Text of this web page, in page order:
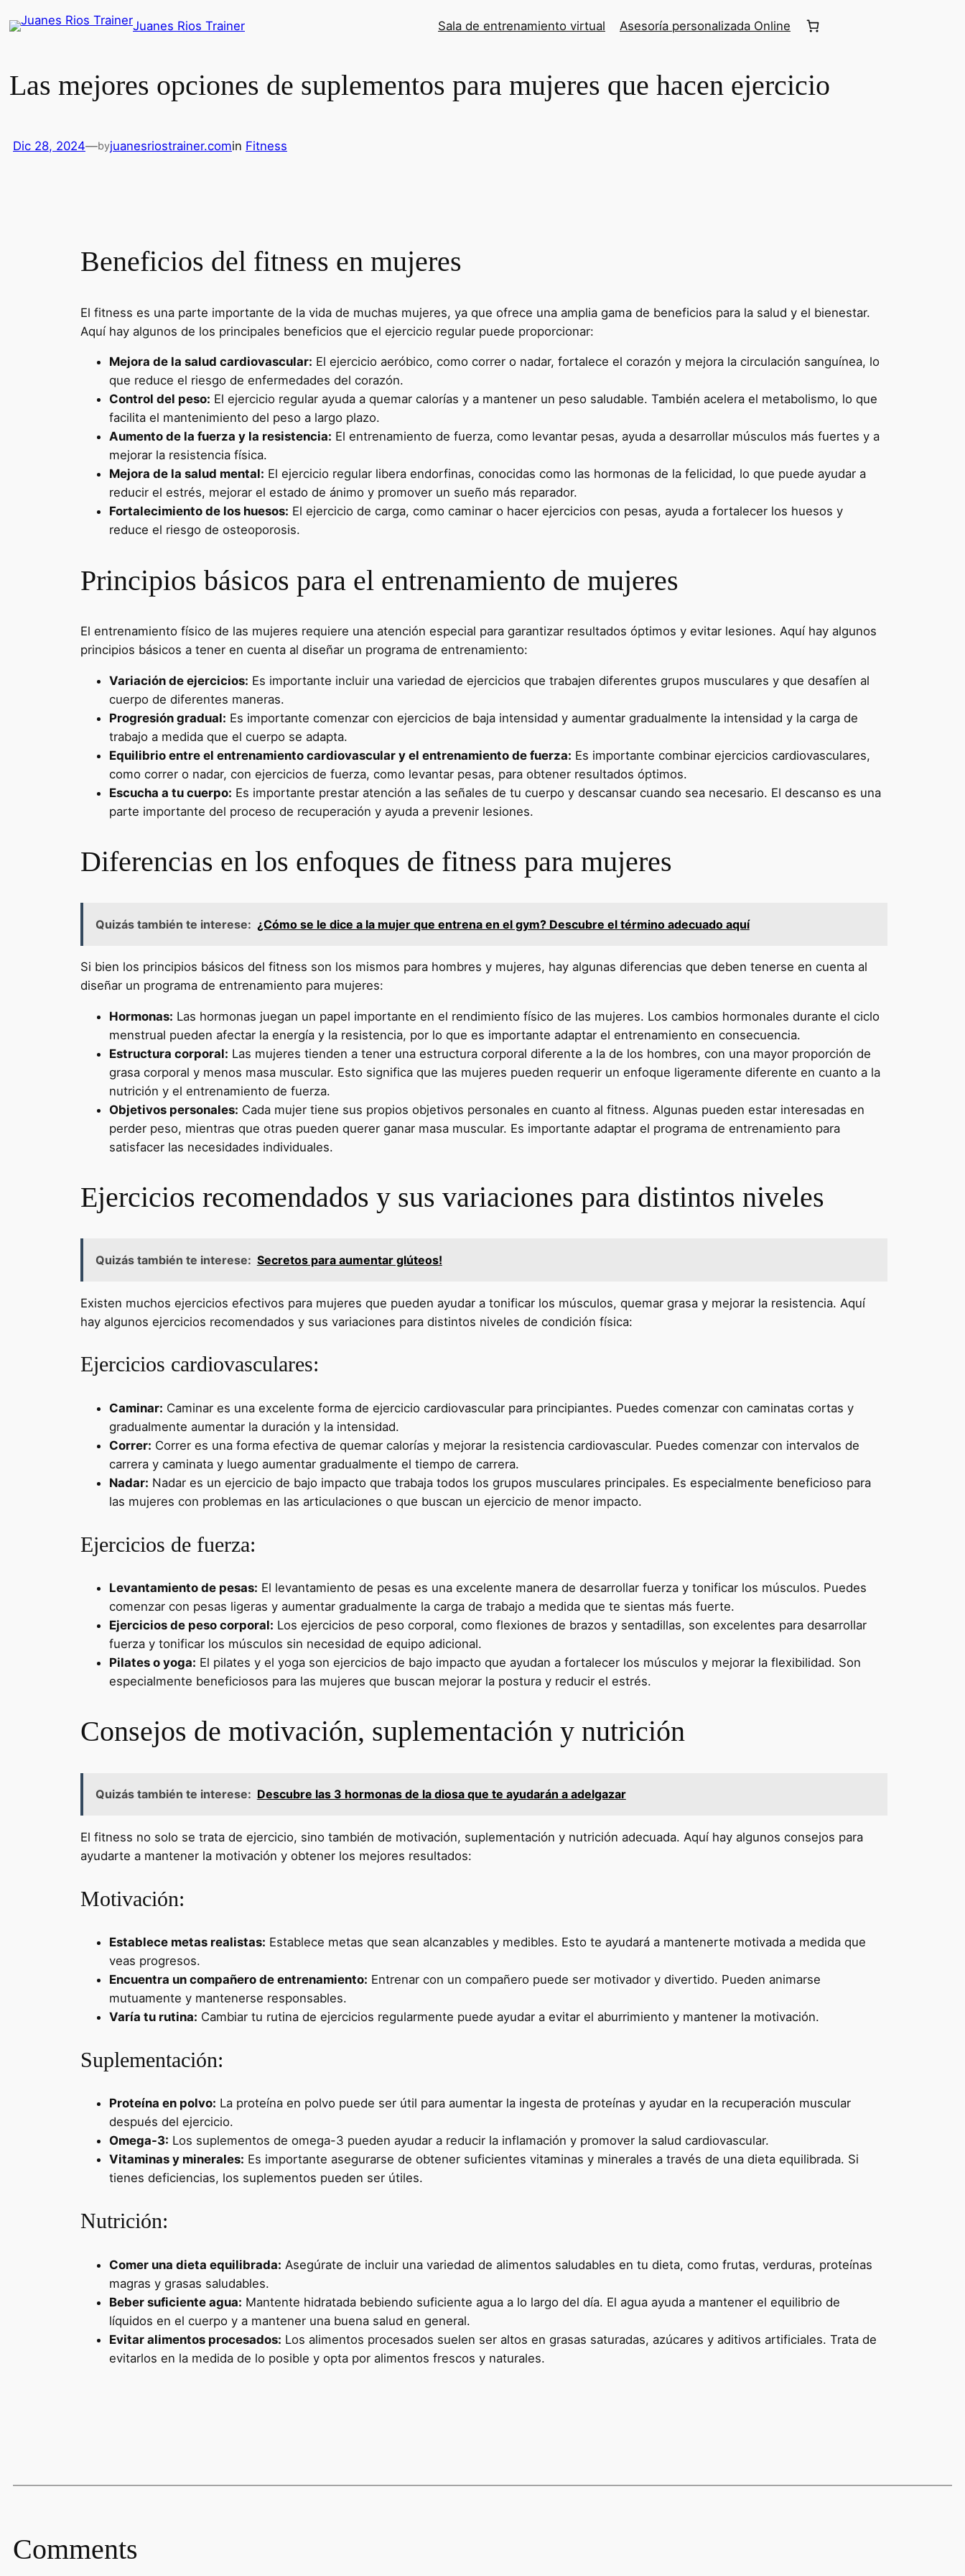
Saltar
al
Juanes Rios Trainer Sala de entrenamiento virtual Asesoría personalizada Online
Las mejores opciones de suplementos para mujeres que hacen ejercicio
Dic 28, 2024—byjuanesriostrainer.comin Fitness
Beneficios del fitness en mujeres
El fitness es una parte importante de la vida de muchas mujeres, ya que ofrece una amplia gama de beneficios para la salud y el bienestar.
Aquí hay algunos de los principales beneficios que el ejercicio regular puede proporcionar:
Mejora de la salud cardiovascular: El ejercicio aeróbico, como correr o nadar, fortalece el corazón y mejora la circulación sanguínea, lo
que reduce el riesgo de enfermedades del corazón.
Control del peso: El ejercicio regular ayuda a quemar calorías y a mantener un peso saludable. También acelera el metabolismo, lo que
facilita el mantenimiento del peso a largo plazo.
Aumento de la fuerza y la resistencia: El entrenamiento de fuerza, como levantar pesas, ayuda a desarrollar músculos más fuertes y a
mejorar la resistencia física.
Mejora de la salud mental: El ejercicio regular libera endorfinas, conocidas como las hormonas de la felicidad, lo que puede ayudar a
reducir el estrés, mejorar el estado de ánimo y promover un sueño más reparador.
Fortalecimiento de los huesos: El ejercicio de carga, como caminar o hacer ejercicios con pesas, ayuda a fortalecer los huesos y
reduce el riesgo de osteoporosis.
Principios básicos para el entrenamiento de mujeres
El entrenamiento físico de las mujeres requiere una atención especial para garantizar resultados óptimos y evitar lesiones. Aquí hay algunos
principios básicos a tener en cuenta al diseñar un programa de entrenamiento:
Variación de ejercicios: Es importante incluir una variedad de ejercicios que trabajen diferentes grupos musculares y que desafíen al
cuerpo de diferentes maneras.
Progresión gradual: Es importante comenzar con ejercicios de baja intensidad y aumentar gradualmente la intensidad y la carga de
trabajo a medida que el cuerpo se adapta.
Equilibrio entre el entrenamiento cardiovascular y el entrenamiento de fuerza: Es importante combinar ejercicios cardiovasculares,
como correr o nadar, con ejercicios de fuerza, como levantar pesas, para obtener resultados óptimos.
Escucha a tu cuerpo: Es importante prestar atención a las señales de tu cuerpo y descansar cuando sea necesario. El descanso es una
parte importante del proceso de recuperación y ayuda a prevenir lesiones.
Diferencias en los enfoques de fitness para mujeres
Quizás también te interese: ¿Cómo se le dice a la mujer que entrena en el gym? Descubre el término adecuado aquí
Si bien los principios básicos del fitness son los mismos para hombres y mujeres, hay algunas diferencias que deben tenerse en cuenta al
diseñar un programa de entrenamiento para mujeres:
Hormonas: Las hormonas juegan un papel importante en el rendimiento físico de las mujeres. Los cambios hormonales durante el ciclo
menstrual pueden afectar la energía y la resistencia, por lo que es importante adaptar el entrenamiento en consecuencia.
Estructura corporal: Las mujeres tienden a tener una estructura corporal diferente a la de los hombres, con una mayor proporción de
grasa corporal y menos masa muscular. Esto significa que las mujeres pueden requerir un enfoque ligeramente diferente en cuanto a la
nutrición y el entrenamiento de fuerza.
Objetivos personales: Cada mujer tiene sus propios objetivos personales en cuanto al fitness. Algunas pueden estar interesadas en
perder peso, mientras que otras pueden querer ganar masa muscular. Es importante adaptar el programa de entrenamiento para
satisfacer las necesidades individuales.
Ejercicios recomendados y sus variaciones para distintos niveles
Quizás también te interese: Secretos para aumentar glúteos!
Existen muchos ejercicios efectivos para mujeres que pueden ayudar a tonificar los músculos, quemar grasa y mejorar la resistencia. Aquí
hay algunos ejercicios recomendados y sus variaciones para distintos niveles de condición física:
Ejercicios cardiovasculares:
Caminar: Caminar es una excelente forma de ejercicio cardiovascular para principiantes. Puedes comenzar con caminatas cortas y
gradualmente aumentar la duración y la intensidad.
Correr: Correr es una forma efectiva de quemar calorías y mejorar la resistencia cardiovascular. Puedes comenzar con intervalos de
carrera y caminata y luego aumentar gradualmente el tiempo de carrera.
Nadar: Nadar es un ejercicio de bajo impacto que trabaja todos los grupos musculares principales. Es especialmente beneficioso para
las mujeres con problemas en las articulaciones o que buscan un ejercicio de menor impacto.
Ejercicios de fuerza:
Levantamiento de pesas: El levantamiento de pesas es una excelente manera de desarrollar fuerza y ​​tonificar los músculos. Puedes
comenzar con pesas ligeras y aumentar gradualmente la carga de trabajo a medida que te sientas más fuerte.
Ejercicios de peso corporal: Los ejercicios de peso corporal, como flexiones de brazos y sentadillas, son excelentes para desarrollar
fuerza y tonificar los músculos sin necesidad de equipo adicional.
Pilates o yoga: El pilates y el yoga son ejercicios de bajo impacto que ayudan a fortalecer los músculos y mejorar la flexibilidad. Son
especialmente beneficiosos para las mujeres que buscan mejorar la postura y reducir el estrés.
Consejos de motivación, suplementación y nutrición
Quizás también te interese: Descubre las 3 hormonas de la diosa que te ayudarán a adelgazar
El fitness no solo se trata de ejercicio, sino también de motivación, suplementación y nutrición adecuada. Aquí hay algunos consejos para
ayudarte a mantener la motivación y obtener los mejores resultados:
Motivación:
Establece metas realistas: Establece metas que sean alcanzables y medibles. Esto te ayudará a mantenerte motivada a medida que
veas progresos.
Encuentra un compañero de entrenamiento: Entrenar con un compañero puede ser motivador y divertido. Pueden animarse
mutuamente y mantenerse responsables.
Varía tu rutina: Cambiar tu rutina de ejercicios regularmente puede ayudar a evitar el aburrimiento y mantener la motivación.
Suplementación:
Proteína en polvo: La proteína en polvo puede ser útil para aumentar la ingesta de proteínas y ayudar en la recuperación muscular
después del ejercicio.
Omega-3: Los suplementos de omega-3 pueden ayudar a reducir la inflamación y promover la salud cardiovascular.
Vitaminas y minerales: Es importante asegurarse de obtener suficientes vitaminas y minerales a través de una dieta equilibrada. Si
tienes deficiencias, los suplementos pueden ser útiles.
Nutrición:
Comer una dieta equilibrada: Asegúrate de incluir una variedad de alimentos saludables en tu dieta, como frutas, verduras, proteínas
magras y grasas saludables.
Beber suficiente agua: Mantente hidratada bebiendo suficiente agua a lo largo del día. El agua ayuda a mantener el equilibrio de
líquidos en el cuerpo y a mantener una buena salud en general.
Evitar alimentos procesados: Los alimentos procesados ​​suelen ser altos en grasas saturadas, azúcares y aditivos artificiales. Trata de
evitarlos en la medida de lo posible y opta por alimentos frescos y naturales.
Comments